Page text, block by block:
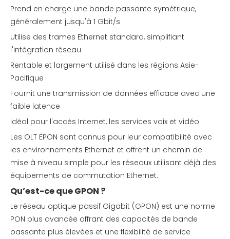
Prend en charge une bande passante symétrique,
généralement jusqu'à 1 Gbit/s
Utilise des trames Ethernet standard, simplifiant
l'intégration réseau
Rentable et largement utilisé dans les régions Asie-
Pacifique
Fournit une transmission de données efficace avec une
faible latence
Idéal pour l'accès Internet, les services voix et vidéo
Les OLT EPON sont connus pour leur compatibilité avec
les environnements Ethernet et offrent un chemin de
mise à niveau simple pour les réseaux utilisant déjà des
équipements de commutation Ethernet.
Qu’est-ce que GPON ?
Le réseau optique passif Gigabit (GPON) est une norme
PON plus avancée offrant des capacités de bande
passante plus élevées et une flexibilité de service